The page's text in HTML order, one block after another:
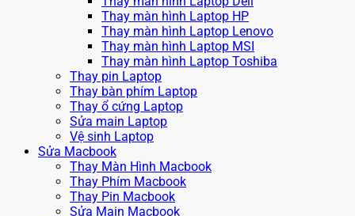
Thay màn hình Laptop HP
Thay màn hình Laptop Lenovo
Thay màn hình Laptop MSI
Thay màn hình Laptop Toshiba
Thay pin Laptop
Thay bàn phím Laptop
Thay ổ cứng Laptop
Sửa main Laptop
Vệ sinh Laptop
Sửa Macbook
Thay Màn Hình Macbook
Thay Phím Macbook
Thay Pin Macbook
Sửa Main Macbook